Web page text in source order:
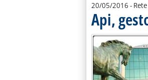
20/05/2016 -
Api,